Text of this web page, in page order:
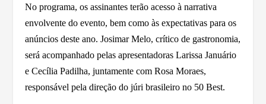
No programa, os assinantes terão acesso à narrativa
envolvente do evento, bem como às expectativas para os
anúncios deste ano. Josimar Melo, crítico de gastronomia,
será acompanhado pelas apresentadoras Larissa Januário
e Cecília Padilha, juntamente com Rosa Moraes,
responsável pela direção do júri brasileiro no 50 Best.